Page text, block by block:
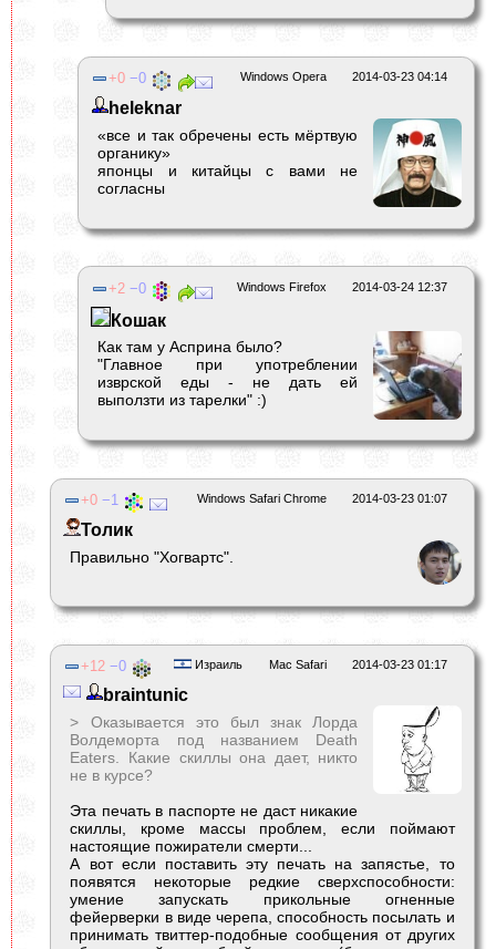
2014-03-23 04:14
Windows Opera
0 0
heleknar
«все и так обречены есть мёртвую
органику»
японцы и китайцы с вами не
согласны
2014-03-24 12:37
Windows Firefox
2 0
Кошак
Как там у Асприна было?
"Главное при употреблении
изврской еды - не дать ей
выползти из тарелки" :)
2014-03-23 01:07
Windows Safari Chrome
0 1
Толик
Правильно "Хогвартс".
2014-03-23 01:17
Mac Safari
Израиль
12 0
braintunic
> Оказывается это был знак Лорда
Волдеморта под названием Death
Eaters. Какие скиллы она дает, никто
не в курсе?
Эта печать в паспорте не даст никакие
скиллы, кроме массы проблем, если поймают
настоящие пожиратели смерти...
А вот если поставить эту печать на запястье, то
появятся некоторые редкие сверхспособности:
умение запускать прикольные огненные
фейерверки в виде черепа, способность посылать и
принимать твиттер-подобные сообщения от других